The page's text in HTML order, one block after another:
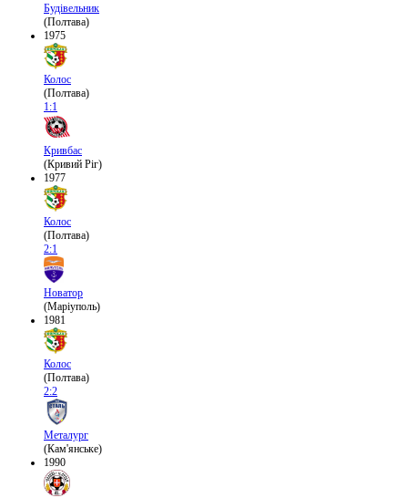
Будівельник
(Полтава)
1975
Колос
(Полтава)
1:1
Кривбас
(Кривий Ріг)
1977
Колос
(Полтава)
2:1
Новатор
(Маріуполь)
1981
Колос
(Полтава)
2:2
Металург
(Кам'янське)
1990